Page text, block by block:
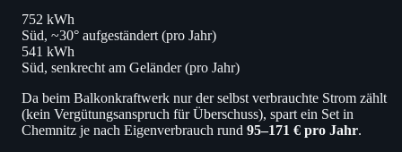
752 kWh
Süd, ~30° aufgeständert (pro Jahr)
541 kWh
Süd, senkrecht am Geländer (pro Jahr)
Da beim Balkonkraftwerk nur der selbst verbrauchte Strom zählt
(kein Vergütungsanspruch für Überschuss), spart ein Set in
Chemnitz je nach Eigenverbrauch rund 95–171 € pro Jahr.